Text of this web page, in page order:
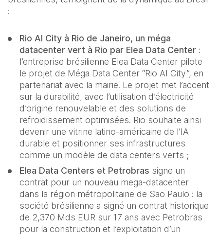
:
Rio AI City à Rio de Janeiro, un méga
datacenter vert à Rio par Elea Data Center :
l’entreprise brésilienne Elea Data Center pilote
le projet de Méga Data Center “Rio AI City”, en
partenariat avec la mairie. Le projet met l’accent
sur la durabilité, avec l’utilisation d’électricité
d’origine renouvelable et des solutions de
refroidissement optimisées. Rio souhaite ainsi
devenir une vitrine latino-américaine de l’IA
durable et positionner ses infrastructures
comme un modèle de data centers verts ;
Elea Data Centers et Petrobras signe un
contrat pour un nouveau mega-datacenter
dans la région métropolitaine de Sao Paulo : la
société brésilienne a signé un contrat historique
de 2,370 Mds EUR sur 17 ans avec Petrobras
pour la construction et l’exploitation d’un